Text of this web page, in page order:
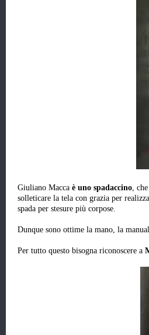
Giuliano Macca è uno spadaccino,
solleticare la tela con grazia per
spada per stesure più corpose.
Dunque sono ottime la mano, la
Per tutto questo bisogna riconoscere a